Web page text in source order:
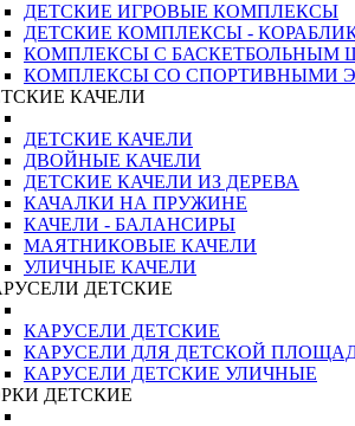
ДЕТСКИЕ ИГРОВЫЕ КОМПЛЕКСЫ
ДЕТСКИЕ КОМПЛЕКСЫ -
КОМПЛЕКСЫ С БАСКЕТБОЛЬНЫМ
КОМПЛЕКСЫ СО СПОРТИВНЫМИ
КАЧЕЛИ
ДЕТСКИЕ КАЧЕЛИ
ДВОЙНЫЕ КАЧЕЛИ
ДЕТСКИЕ КАЧЕЛИ ИЗ ДЕРЕВА
КАЧАЛКИ НА ПРУЖИНЕ
КАЧЕЛИ - БАЛАНСИРЫ
МАЯТНИКОВЫЕ КАЧЕЛИ
УЛИЧНЫЕ КАЧЕЛИ
ДЕТСКИЕ
КАРУСЕЛИ ДЕТСКИЕ
КАРУСЕЛИ ДЛЯ ДЕТСКОЙ
КАРУСЕЛИ ДЕТСКИЕ УЛИЧНЫЕ
ДЕТСКИЕ